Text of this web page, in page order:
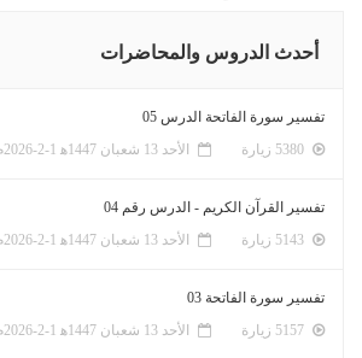
أحدث الدروس والمحاضرات
تفسير سورة الفاتحة الدرس 05
الأحد 13 شعبان 1447ﻫ 1-2-2026م
تفسير القرآن الكريم - الدرس رقم 04
الأحد 13 شعبان 1447ﻫ 1-2-2026م
تفسير سورة الفاتحة 03
الأحد 13 شعبان 1447ﻫ 1-2-2026م